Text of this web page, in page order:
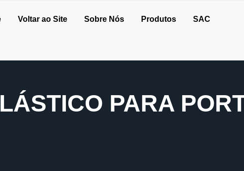
Voltar ao Site Sobre Nós Produtos SAC
PARA